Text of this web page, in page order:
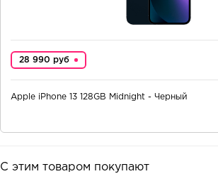
28 990 руб
Apple iPhone 13 128GB Midnight - Черный
С этим товаром покупают